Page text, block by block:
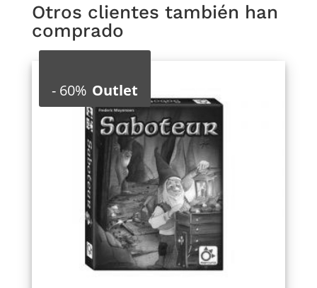
Otros clientes también han
comprado
-60% Outlet